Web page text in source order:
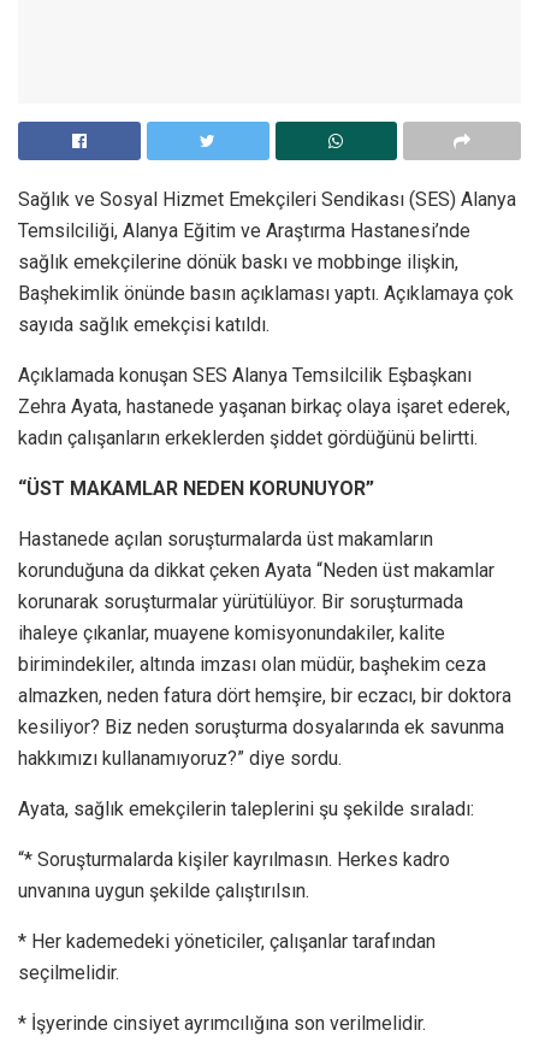
Sağlık ve Sosyal Hizmet Emekçileri Sendikası (SES) Alanya
Temsilciliği, Alanya Eğitim ve Araştırma Hastanesi’nde
sağlık emekçilerine dönük baskı ve mobbinge ilişkin,
Başhekimlik önünde basın açıklaması yaptı. Açıklamaya çok
sayıda sağlık emekçisi katıldı.
Açıklamada konuşan SES Alanya Temsilcilik Eşbaşkanı
Zehra Ayata, hastanede yaşanan birkaç olaya işaret ederek,
kadın çalışanların erkeklerden şiddet gördüğünü belirtti.
“ÜST MAKAMLAR NEDEN KORUNUYOR”
Hastanede açılan soruşturmalarda üst makamların
korunduğuna da dikkat çeken Ayata “Neden üst makamlar
korunarak soruşturmalar yürütülüyor. Bir soruşturmada
ihaleye çıkanlar, muayene komisyonundakiler, kalite
birimindekiler, altında imzası olan müdür, başhekim ceza
almazken, neden fatura dört hemşire, bir eczacı, bir doktora
kesiliyor? Biz neden soruşturma dosyalarında ek savunma
hakkımızı kullanamıyoruz?” diye sordu.
Ayata, sağlık emekçilerin taleplerini şu şekilde sıraladı:
“* Soruşturmalarda kişiler kayrılmasın. Herkes kadro
unvanına uygun şekilde çalıştırılsın.
* Her kademedeki yöneticiler, çalışanlar tarafından
seçilmelidir.
* İşyerinde cinsiyet ayrımcılığına son verilmelidir.